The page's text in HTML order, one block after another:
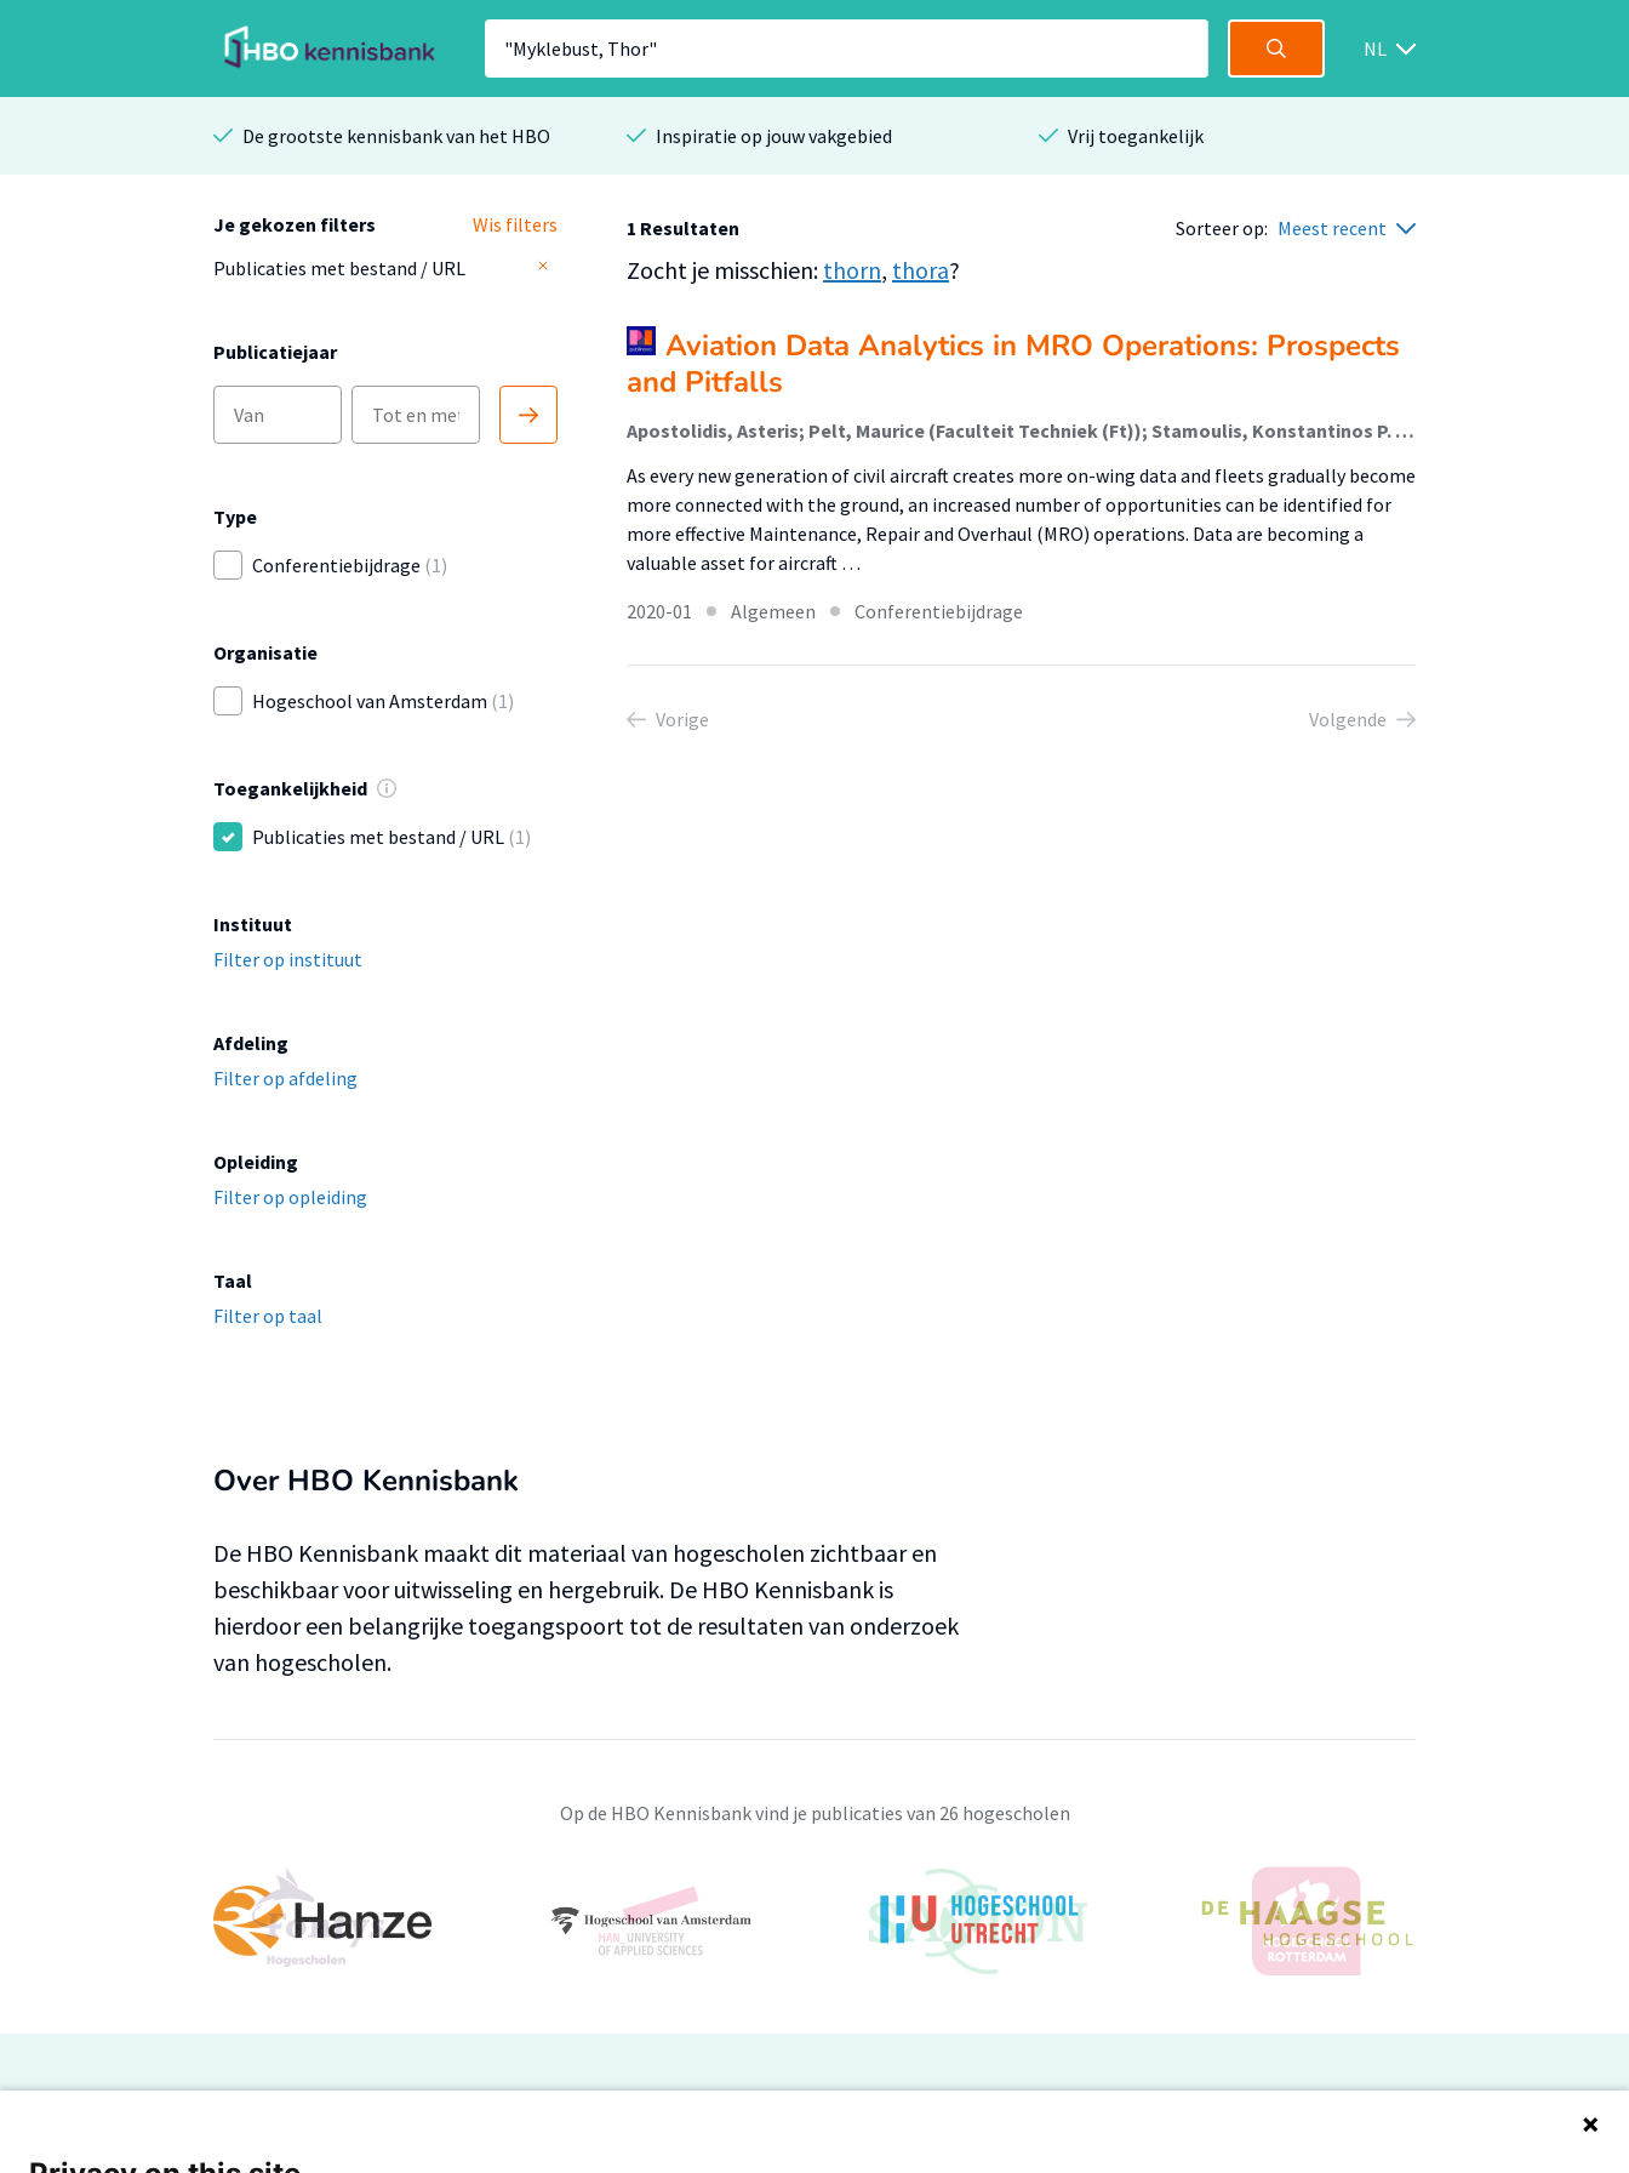
NL
De grootste kennisbank van het HBO Inspiratie op jouw vakgebied Vrij toegankelijk
Je gekozen filters
Wis filters
Publicaties met bestand / URL
Publicatiejaar
Type
Conferentiebijdrage (1)
Organisatie
Hogeschool van Amsterdam (1)
Toegankelijkheid
Publicaties met bestand / URL (1)
Instituut
Filter op instituut
Afdeling
Filter op afdeling
Opleiding
Filter op opleiding
Taal
Filter op taal
1 Resultaten Sorteer op: Meest recent
Zocht je misschien: thorn, thora?
Aviation Data Analytics in MRO Operations: Prospects
and Pitfalls
Apostolidis, Asteris; Pelt, Maurice (Faculteit Techniek (Ft)); Stamoulis, Konstantinos P. (Lectoraat Aviation Engineering); Myklebust, Thor; Stålhane, Tor; Jenssen, Gunnar Deinboll; Wærø, Irene
As every new generation of civil aircraft creates more on-wing data and fleets gradually become
more connected with the ground, an increased number of opportunities can be identified for
more effective Maintenance, Repair and Overhaul (MRO) operations. Data are becoming a
valuable asset for aircraft …
2020-01
Algemeen Conferentiebijdrage
Vorige Volgende
Over HBO Kennisbank
De HBO Kennisbank maakt dit materiaal van hogescholen zichtbaar en
beschikbaar voor uitwisseling en hergebruik. De HBO Kennisbank is
hierdoor een belangrijke toegangspoort tot de resultaten van onderzoek
van hogescholen.
Op de HBO Kennisbank vind je publicaties van 26 hogescholen
Powered by SURF